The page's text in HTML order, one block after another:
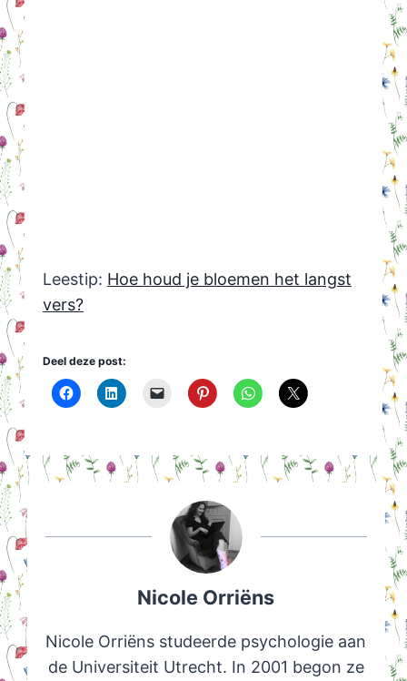
Leestip: Hoe houd je bloemen het langst
vers?
Deel deze post:
Nicole Orriëns
Nicole Orriëns studeerde psychologie aan
de Universiteit Utrecht. In 2001 begon ze